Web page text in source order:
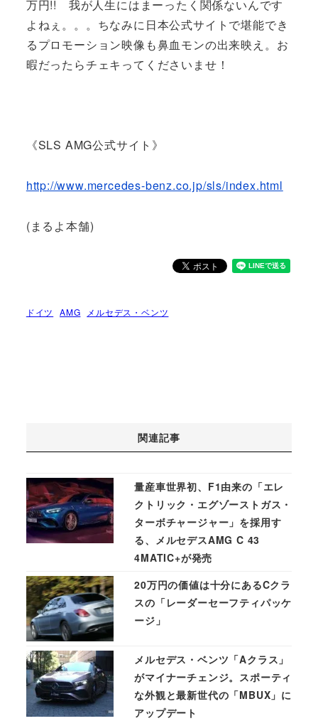
万円!! 我が人生にはまーったく関係ないんです
よねぇ。。。ちなみに日本公式サイトで堪能でき
るプロモーション映像も鼻血モンの出来映え。お
暇だったらチェキってくださいませ！
《SLS AMG公式サイト》
http://www.mercedes-benz.co.jp/sls/index.html
(まるよ本舗)
ドイツ AMG メルセデス・ベンツ
関連記事
量産車世界初、F1由来の「エレ
クトリック・エグゾーストガス・
ターボチャージャー」を採用す
る、メルセデスAMG C 43
4MATIC+が発売
20万円の価値は十分にあるCクラ
スの「レーダーセーフティパッケ
ージ」
メルセデス・ベンツ「Aクラス」
がマイナーチェンジ。スポーティ
な外観と最新世代の「MBUX」に
アップデート